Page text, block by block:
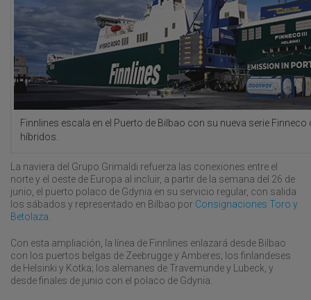
Finnlines escala en el Puerto de Bilbao con su nueva serie
híbridos.
La naviera del Grupo Grimaldi refuerza las conexiones entre el
norte y el oeste de Europa al incluir, a partir de la semana del 26 de
junio, el puerto polaco de Gdynia en su servicio regular, con salida
los sábados y representado en Bilbao por Consignaciones Toro y
Betolaza
Con esta ampliación, la línea de Finnlines enlazará desde Bilbao
con los puertos belgas de Zeebrugge y Amberes; los finlandeses
de Helsinki y Kotka; los alemanes de Travemunde y Lubeck, y
desde finales de junio con el polaco de Gdynia.